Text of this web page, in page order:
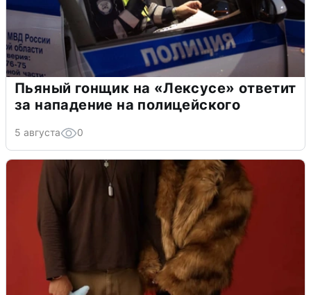
Пьяный гонщик на «Лексусе» ответит
за нападение на полицейского
5 августа 0